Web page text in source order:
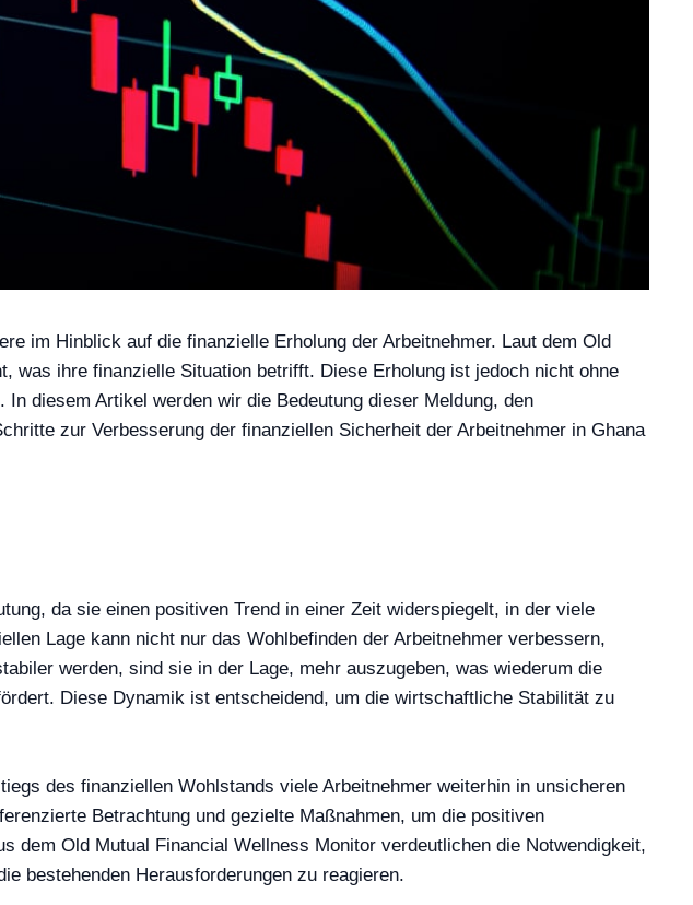
im Hinblick auf die finanzielle Erholung der Arbeitnehmer. Laut dem Old
was ihre finanzielle Situation betrifft. Diese Erholung ist jedoch nicht ohne
diesem Artikel werden wir die Bedeutung dieser Meldung, den
zur Verbesserung der finanziellen Sicherheit der Arbeitnehmer in Ghana
da sie einen positiven Trend in einer Zeit widerspiegelt, in der viele
Lage kann nicht nur das Wohlbefinden der Arbeitnehmer verbessern,
werden, sind sie in der Lage, mehr auszugeben, was wiederum die
Diese Dynamik ist entscheidend, um die wirtschaftliche Stabilität zu
des finanziellen Wohlstands viele Arbeitnehmer weiterhin in unsicheren
Betrachtung und gezielte Maßnahmen, um die positiven
dem Old Mutual Financial Wellness Monitor verdeutlichen die Notwendigkeit,
bestehenden Herausforderungen zu reagieren.